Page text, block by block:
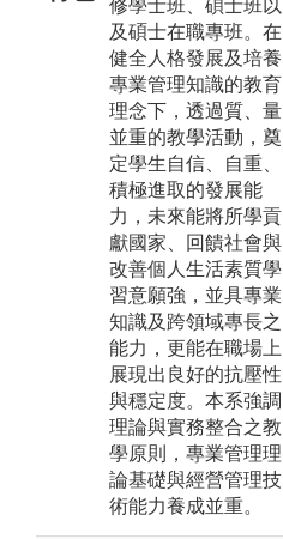
修學士班、碩士班以
及碩士在職專班。在
健全人格發展及培養
專業管理知識的教育
理念下，透過質、量
並重的教學活動，奠
定學生自信、自重、
積極進取的發展能
力，未來能將所學貢
獻國家、回饋社會與
改善個人生活素質學
習意願強，並具專業
知識及跨領域專長之
能力，更能在職場上
展現出良好的抗壓性
與穩定度。本系強調
理論與實務整合之教
學原則，專業管理理
論基礎與經營管理技
術能力養成並重。